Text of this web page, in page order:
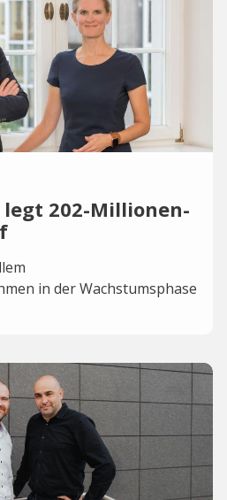
202-Millionen-
in der Wachstumsphase